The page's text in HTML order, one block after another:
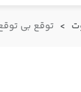
> توقع بی